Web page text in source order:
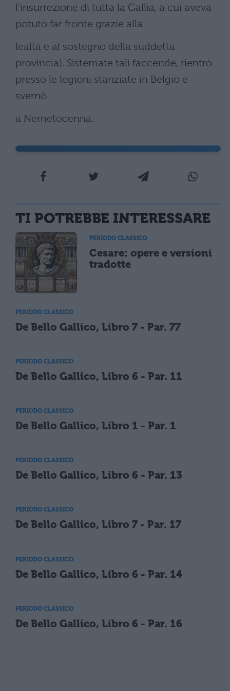
l'insurrezione di tutta la Gallia, a cui aveva
potuto far fronte grazie alla
lealtà e al sostegno della suddetta
provincia). Sistemate tali faccende, rientrò
presso le legioni stanziate in Belgio e
svernò
a Nemetocenna.
TI POTREBBE INTERESSARE
PERIODO CLASSICO
Cesare: opere e versioni
tradotte
PERIODO CLASSICO
De Bello Gallico, Libro 7 - Par. 77
PERIODO CLASSICO
De Bello Gallico, Libro 6 - Par. 11
PERIODO CLASSICO
De Bello Gallico, Libro 1 - Par. 1
PERIODO CLASSICO
De Bello Gallico, Libro 6 - Par. 13
PERIODO CLASSICO
De Bello Gallico, Libro 7 - Par. 17
PERIODO CLASSICO
De Bello Gallico, Libro 6 - Par. 14
PERIODO CLASSICO
De Bello Gallico, Libro 6 - Par. 16